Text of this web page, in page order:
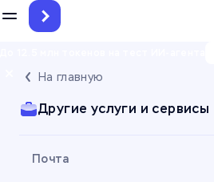
На главную
Другие услуги и сервисы
Почта